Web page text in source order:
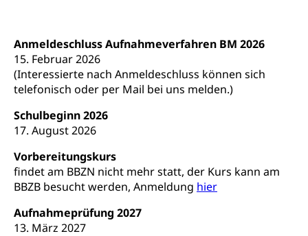
Anmeldeschluss Aufnahmeverfahren BM 2026
15. Februar 2026
(Interessierte nach Anmeldeschluss können sich
telefonisch oder per Mail bei uns melden.)
Schulbeginn 2026
17. August 2026
Vorbereitungskurs
findet am BBZN nicht mehr statt, der Kurs kann am
BBZB besucht werden, Anmeldung hier
Aufnahmeprüfung 2027
13. März 2027
Erwerbsausfallentschädigung (WAS Luzern)
Schutzdienstpflicht, Schutzraum,
Schutzraumbaupflicht
Zivilschutz
Staat und Recht
Gleichstellung von Frau und Mann
Diskriminierung, Gleichstellungsbüro, Mobbing
Lebensformen
Zivilrecht, Zivilrechtspflege, Gerichtsverfahren